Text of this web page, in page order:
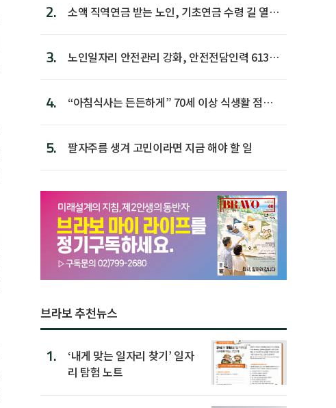
2.
소액 직역연금 받는 노인, 기초연금 수령 길 열린
3.
노인일자리 안전관리 강화, 안전전담인력 613명
4.
“아침식사는 든든하게” 70세 이상 식생활 점수
5. 팔자주름 생겨 고민이라면 지금 해야 할 일
브라보 추천뉴스
1.
‘내게 맞는 일자리 찾기’ 일자
리 탐험 노트